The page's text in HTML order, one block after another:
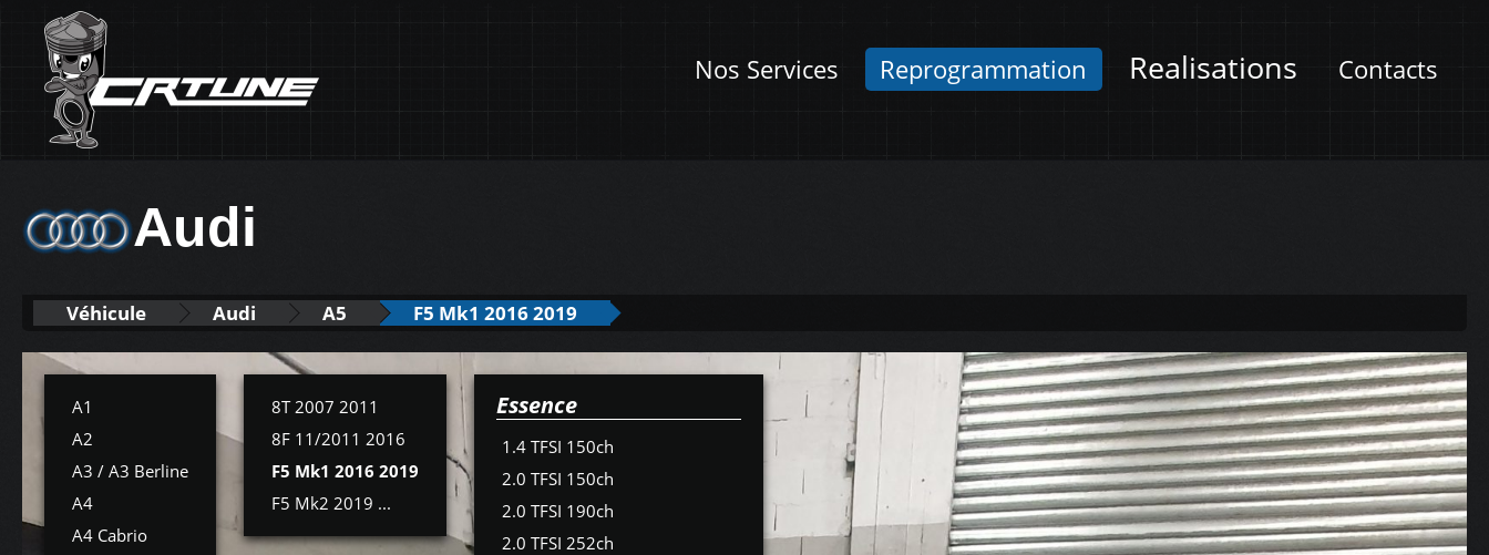
Nos Services Reprogrammation Realisations Contacts
Audi
Véhicule Audi A5 F5 Mk1 2016 2019
A1
A2
A3 / A3 Berline
A4
A4 Cabrio
8T 2007 2011
8F 11/2011 2016
F5 Mk1 2016 2019
F5 Mk2 2019 ...
Essence
1.4 TFSI 150ch
2.0 TFSI 150ch
2.0 TFSI 190ch
2.0 TFSI 252ch